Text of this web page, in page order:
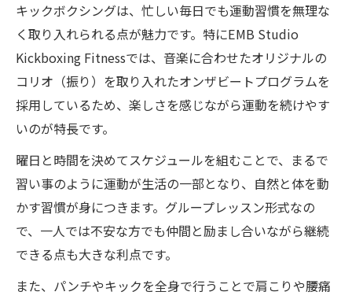
キックボクシングは、忙しい毎日でも運動習慣を無理な
く取り入れられる点が魅力です。特にEMB Studio
Kickboxing Fitnessでは、音楽に合わせたオリジナルの
コリオ（振り）を取り入れたオンザビートプログラムを
採用しているため、楽しさを感じながら運動を続けやす
いのが特長です。
曜日と時間を決めてスケジュールを組むことで、まるで
習い事のように運動が生活の一部となり、自然と体を動
かす習慣が身につきます。グループレッスン形式なの
で、一人では不安な方でも仲間と励まし合いながら継続
できる点も大きな利点です。
また、パンチやキックを全身で行うことで肩こりや腰痛